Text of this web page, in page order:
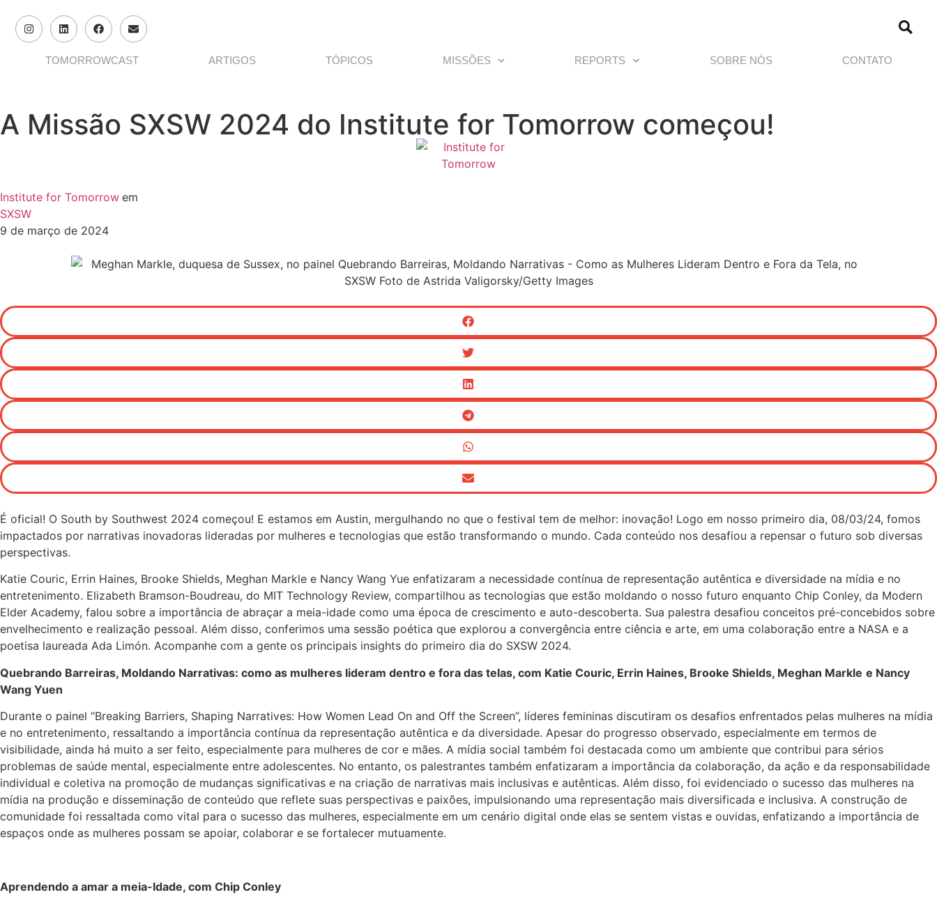
TOMORROWCAST ARTIGOS TÓPICOS MISSÕES REPORTS SOBRE NÓS CONTATO
A Missão SXSW 2024 do Institute for Tomorrow começou!
Institute for Tomorrow em
SXSW
9 de março de 2024
É oficial! O South by Southwest 2024 começou! E estamos em Austin, mergulhando no que o festival tem de melhor: inovação! Logo em nosso primeiro dia, 08/03/24, fomos
impactados por narrativas inovadoras lideradas por mulheres e tecnologias que estão transformando o mundo. Cada conteúdo nos desafiou a repensar o futuro sob diversas
perspectivas.
Katie Couric, Errin Haines, Brooke Shields, Meghan Markle e Nancy Wang Yue enfatizaram a necessidade contínua de representação autêntica e diversidade na mídia e no
entretenimento. Elizabeth Bramson-Boudreau, do MIT Technology Review, compartilhou as tecnologias que estão moldando o nosso futuro enquanto Chip Conley, da Modern
Elder Academy, falou sobre a importância de abraçar a meia-idade como uma época de crescimento e auto-descoberta. Sua palestra desafiou conceitos pré-concebidos sobre
envelhecimento e realização pessoal. Além disso, conferimos uma sessão poética que explorou a convergência entre ciência e arte, em uma colaboração entre a NASA e a
poetisa laureada Ada Limón. Acompanhe com a gente os principais insights do primeiro dia do SXSW 2024.
Quebrando Barreiras, Moldando Narrativas: como as mulheres lideram dentro e fora das telas, com Katie Couric, Errin Haines, Brooke Shields, Meghan Markle e Nancy
Wang Yuen
Durante o painel “Breaking Barriers, Shaping Narratives: How Women Lead On and Off the Screen”, líderes femininas discutiram os desafios enfrentados pelas mulheres na mídia
e no entretenimento, ressaltando a importância contínua da representação autêntica e da diversidade. Apesar do progresso observado, especialmente em termos de
visibilidade, ainda há muito a ser feito, especialmente para mulheres de cor e mães. A mídia social também foi destacada como um ambiente que contribui para sérios
problemas de saúde mental, especialmente entre adolescentes. No entanto, os palestrantes também enfatizaram a importância da colaboração, da ação e da responsabilidade
individual e coletiva na promoção de mudanças significativas e na criação de narrativas mais inclusivas e autênticas. Além disso, foi evidenciado o sucesso das mulheres na
mídia na produção e disseminação de conteúdo que reflete suas perspectivas e paixões, impulsionando uma representação mais diversificada e inclusiva. A construção de
comunidade foi ressaltada como vital para o sucesso das mulheres, especialmente em um cenário digital onde elas se sentem vistas e ouvidas, enfatizando a importância de
espaços onde as mulheres possam se apoiar, colaborar e se fortalecer mutuamente.
Aprendendo a amar a meia-Idade, com Chip Conley